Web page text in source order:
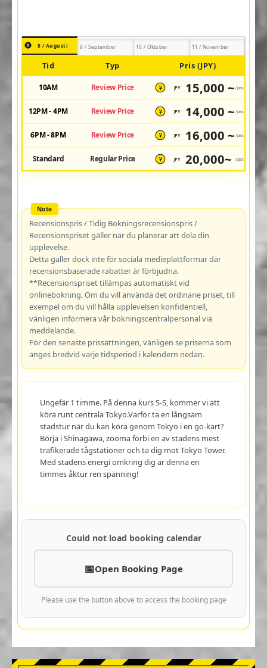
8 / Augusti 9 / September 10 / Oktober 11 / November
Tid Typ Pris (JPY)
10AM Review Price ¥ JPY 15,000 ~ /pax
12PM - 4PM Review Price ¥ JPY 14,000 ~ /pax
6PM - 8PM Review Price ¥ JPY 16,000 ~ /pax
Standard Regular Price ¥ JPY 20,000~ /pax
Recensionspris / Tidig Bokningsrecensionspris /
Recensionspriset gäller när du planerar att dela din
upplevelse.
Detta gäller dock inte för sociala medieplattformar där
recensionsbaserade rabatter är förbjudna.
**Recensionspriset tillämpas automatiskt vid
onlinebokning. Om du vill använda det ordinarie priset, till
exempel om du vill hålla upplevelsen konfidentiell,
vänligen informera vår bokningscentralpersonal via
meddelande.
För den senaste prissättningen, vänligen se priserna som
anges bredvid varje tidsperiod i kalendern nedan.
Ungefär 1 timme. På denna kurs S-S, kommer vi att
köra runt centrala Tokyo.Varför ta en långsam
stadstur när du kan köra genom Tokyo i en go-kart?
Börja i Shinagawa, zooma förbi en av stadens mest
trafikerade tågstationer och ta dig mot Tokyo Tower.
Med stadens energi omkring dig är denna en
timmes åktur ren spänning!
Could not load booking calendar
Open Booking Page
Please use the button above to access the booking page